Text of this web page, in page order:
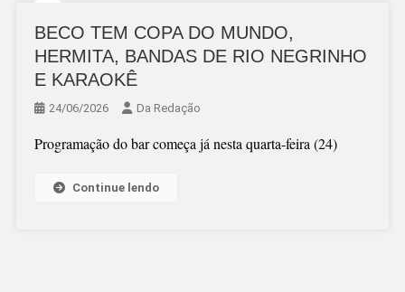
BECO TEM COPA DO MUNDO,
HERMITA, BANDAS DE RIO NEGRINHO
E KARAOKÊ
24/06/2026 Da Redação
Programação do bar começa já nesta quarta-feira (24)
Continue lendo